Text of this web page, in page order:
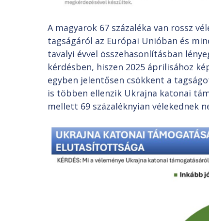
A magyarok 67 százaléka van rossz
tagságáról az Európai Unióban és
tavalyi évvel összehasonlításban
kérdésben, hiszen 2025 áprilisához
egyben jelentősen csökkent a
is többen ellenzik Ukrajna katonai
mellett 69 százaléknyian vélekednek